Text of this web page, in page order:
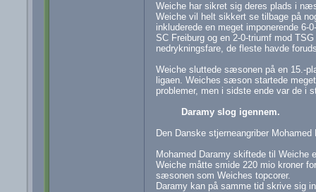
Weiche har sikret sig deres plads i
Weiche vil helt sikkert se tilbage på
inkluderede en meget imponerende 6-
SC Freiburg og en 2-0-triumf mod
nedrykningsfare, de fleste havde
Weiche sluttede sæsonen på en 15.-
ligaen. Weiches sæson startede
problemer, men i sidste ende var de i
Daramy slog igennem.
Den Danske stjerneangriber
Mohamed Daramy skiftede til
Weiche måtte smide 220 mio kroner
sæsonen som Weiches topcorer.
Daramy kan på samme tid skrive sig